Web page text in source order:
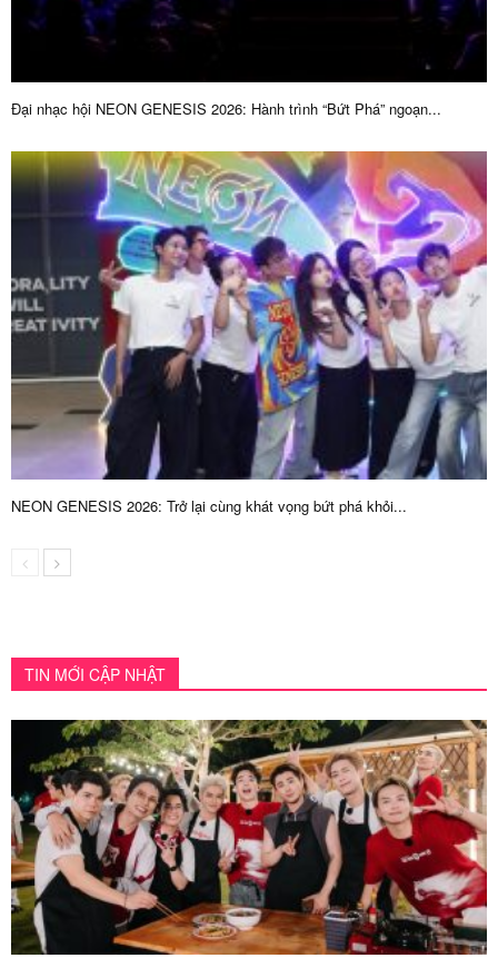
Đại nhạc hội NEON GENESIS 2026: Hành trình “Bứt Phá” ngoạn...
NEON GENESIS 2026: Trở lại cùng khát vọng bứt phá khỏi...
TIN MỚI CẬP NHẬT